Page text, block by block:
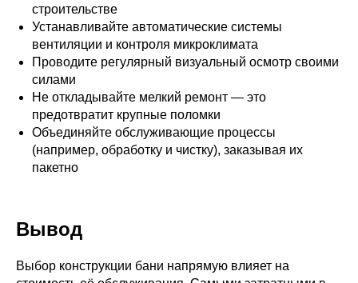
строительстве
Устанавливайте автоматические системы
вентиляции и контроля микроклимата
Проводите регулярный визуальный осмотр своими
силами
Не откладывайте мелкий ремонт — это
предотвратит крупные поломки
Объединяйте обслуживающие процессы
(например, обработку и чистку), заказывая их
пакетно
Вывод
Выбор конструкции бани напрямую влияет на